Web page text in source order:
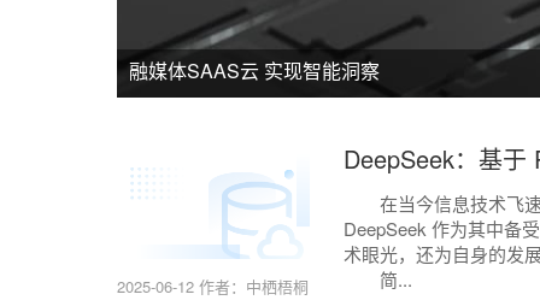
梧桐云开启融媒体SAAS云服务 新时代
融媒体SAAS云 实现智能洞察
梧桐云开启融媒体SAAS云服务 新时代
融媒体SAAS云 实现智能洞察
DeepSeek：基于
在当今信息技术飞速
DeepSeek 作为其中备
术眼光，还为自身的
简...
2025-06-12 作者：中栖梧桐